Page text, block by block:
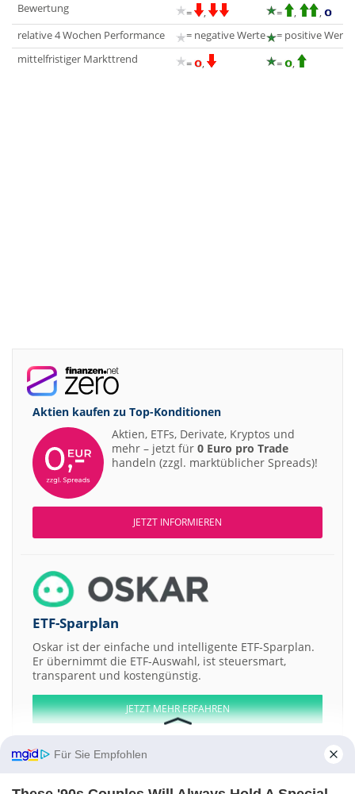
Bewertung
= , = ,
,
relative 4 Wochen Performance
= negative Werte
= positive Werte
mittelfristiger Markttrend
= , = ,
Aktien kaufen zu Top-Konditionen
Aktien, ETFs, Derivate, Kryptos und
mehr – jetzt für 0 Euro pro Trade
handeln (zzgl. marktüblicher Spreads)!
JETZT INFORMIEREN
ETF-Sparplan
Oskar ist der einfache und intelligente ETF-Sparplan.
Er übernimmt die ETF-Auswahl, ist steuersmart,
transparent und kostengünstig.
JETZT MEHR ERFAHREN
Für Sie Empfohlen